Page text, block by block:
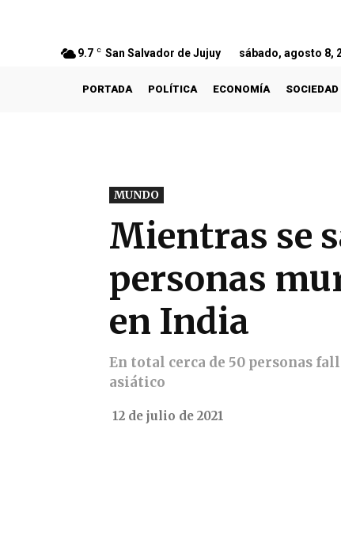
9.7 C San Salvador de Jujuy sábado, agosto 8,
PORTADA POLÍTICA ECONOMÍA SOCIEDAD
MUNDO
Mientras se
personas
en India
En total cerca de 50 personas
asiático
12 de julio de 2021